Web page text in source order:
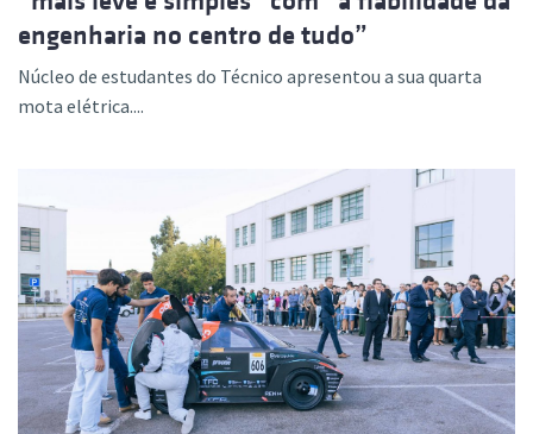
engenharia no centro de tudo”
Núcleo de estudantes do Técnico apresentou a sua quarta
mota elétrica....